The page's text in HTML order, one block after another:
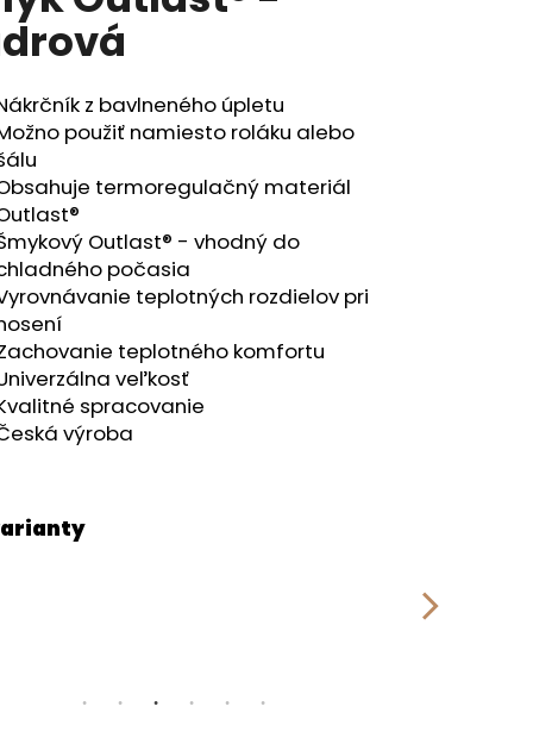
z bavlneného úpletu
použiť namiesto roláku alebo
termoregulačný materiál
Outlast® - vhodný do
počasia
teplotných rozdielov pri
teplotného komfortu
veľkosť
spracovanie
výroba
- BÉŽOVÁ